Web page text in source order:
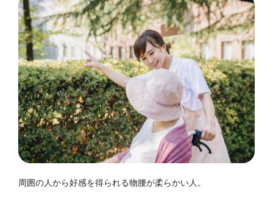
周囲の人から好感を得られる物腰が柔らかい人。